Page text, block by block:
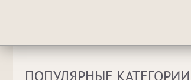
ПОПУЛЯРНЫЕ КАТЕГОРИИ